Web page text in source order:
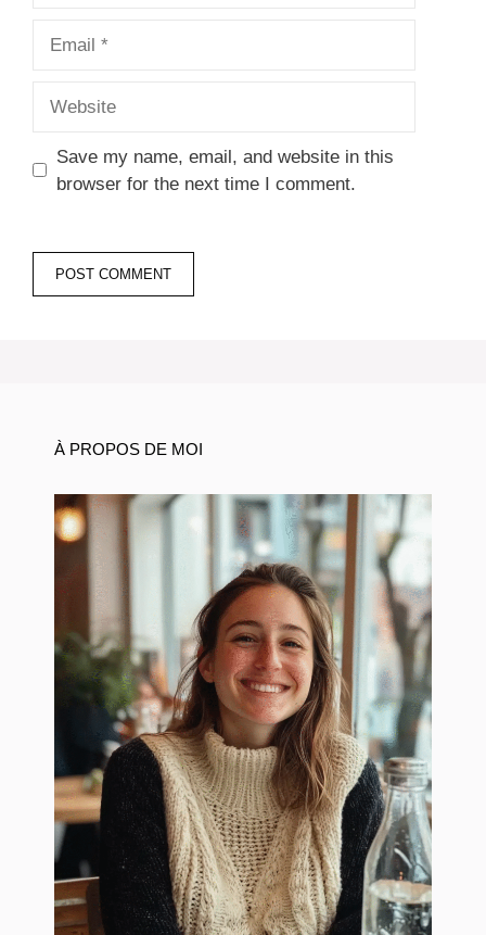
Save my name, email, and website in this
browser for the next time I comment.
À PROPOS DE MOI